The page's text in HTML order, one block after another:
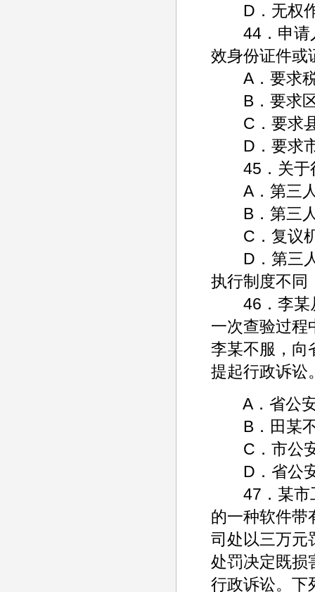
D．无权作
44．申请人
效身份证件或
A．要求税
B．要求区
C．要求县
D．要求市
45．关于行
A．第三人
B．第三人
C．复议机
D．第三人
执行制度不同
46．李某从
一次查验过程
李某不服，向
提起行政诉讼
A．省公安
B．田某不
C．市公安
D．省公安
47．某市工
的一种软件带
司处以三万元
处罚决定既损
行政诉讼。下